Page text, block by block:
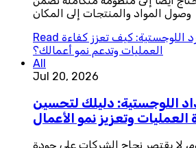
وصول المواد والمنتجات إلى المكان
Read اللوجستية: كيف تعزز كفاءة
العمليات وتدعم نمو أعمالك؟
All
Jul 20, 2026
اللوجستية: دليلك لتحسين
العمليات وتعزيز نمو الأعمال
لا يقتصر نجاح الشركات على جودة